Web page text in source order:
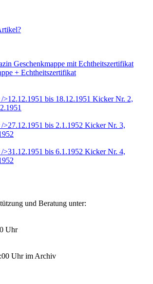
+ Echtheitszertifikat
Kicker Nr. 2,
Kicker Nr. 3,
Kicker Nr. 4,
und Beratung unter:
Uhr
Uhr im Archiv